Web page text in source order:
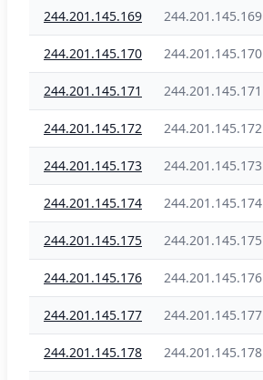
244.201.145.169 244.201.145.169
244.201.145.170 244.201.145.170
244.201.145.171 244.201.145.171
244.201.145.172 244.201.145.172
244.201.145.173 244.201.145.173
244.201.145.174 244.201.145.174
244.201.145.175 244.201.145.175
244.201.145.176 244.201.145.176
244.201.145.177 244.201.145.177
244.201.145.178 244.201.145.178